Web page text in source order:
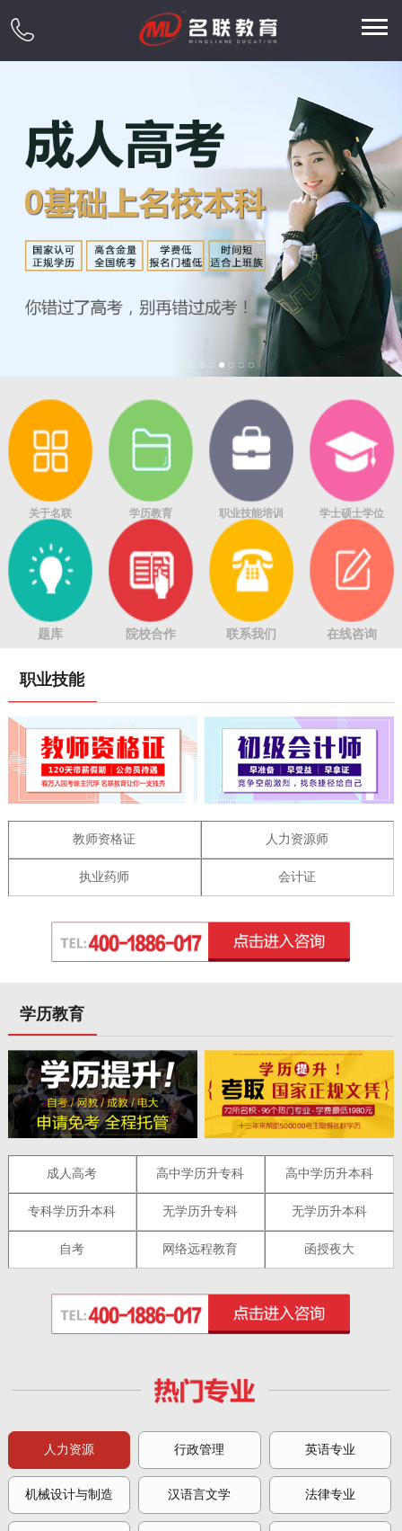
关于名联 学历教育 职业技能培训 学士硕士学位
题库 院校合作 联系我们 在线咨询
职业技能
教师资格证 人力资源师
执业药师 会计证
学历教育
成人高考 高中学历升专科 高中学历升本科
专科学历升本科 无学历升专科 无学历升本科
自考 网络远程教育 函授夜大
人力资源 行政管理 英语专业
机械设计与制造 汉语言文学 法律专业